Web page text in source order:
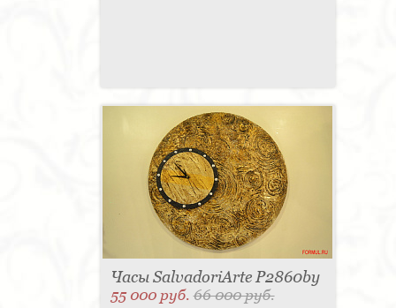
Часы SalvadoriArte P2860by
55 000 руб.66 000 руб.